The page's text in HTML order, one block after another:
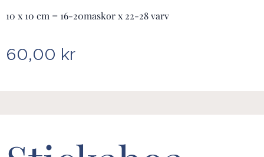
10 x 10 cm = 16-20maskor x 22-28 varv
60,00 kr